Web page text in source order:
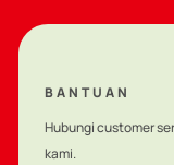
BANTUAN
Hubungi customer
kami.